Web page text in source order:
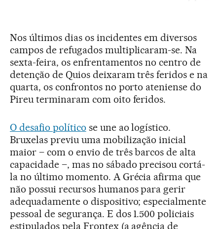
Nos últimos dias os incidentes em diversos
campos de refugados multiplicaram-se. Na
sexta-feira, os enfrentamentos no centro de
detenção de Quios deixaram três feridos e na
quarta, os confrontos no porto ateniense do
Pireu terminaram com oito feridos.
O desafio político se une ao logístico.
Bruxelas previu uma mobilização inicial
maior – com o envio de três barcos de alta
capacidade –, mas no sábado precisou cortá-
la no último momento. A Grécia afirma que
não possui recursos humanos para gerir
adequadamente o dispositivo; especialmente
pessoal de segurança. E dos 1.500 policiais
estipulados pela Frontex (a agência de